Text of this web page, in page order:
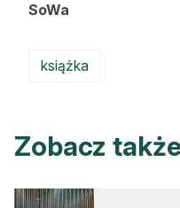
SoWa
książka
Zobacz